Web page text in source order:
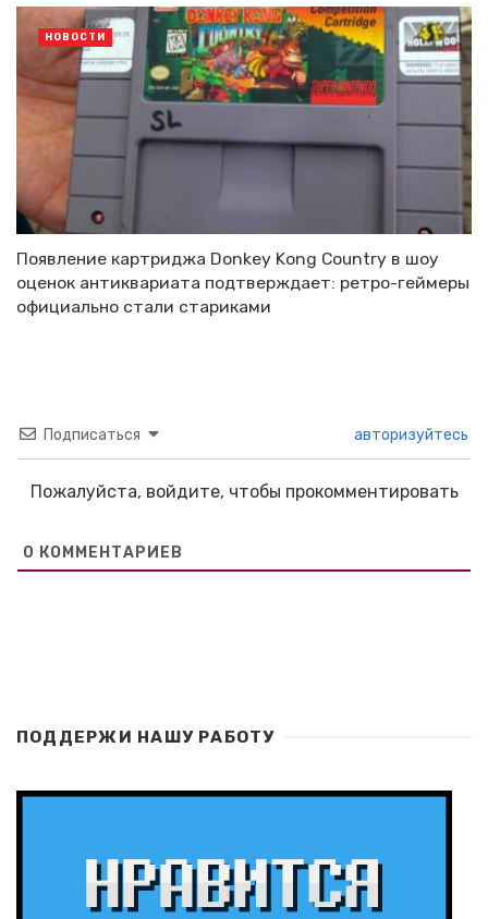
Появление картриджа Donkey Kong Country в шоу
оценок антиквариата подтверждает: ретро-геймеры
официально стали стариками
НОВОСТИ
Подписаться авторизуйтесь
Пожалуйста, войдите, чтобы прокомментировать
0 КОММЕНТАРИЕВ
ПОДДЕРЖИ НАШУ РАБОТУ